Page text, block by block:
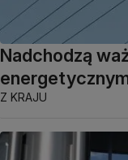
Nadchodzą
Z KRAJU